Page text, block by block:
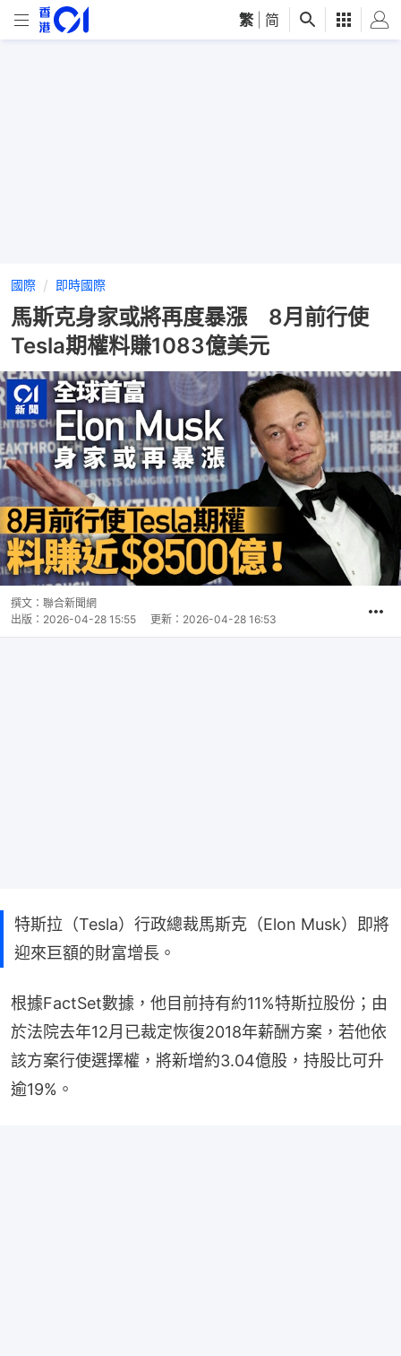
繁 简
國際 即時國際
馬斯克身家或將再度暴漲 8月前行使
Tesla期權料賺1083億美元
撰文： 聯合新聞網
出版： 2026-04-28 15:55 更新： 2026-04-28 16:53
特斯拉（Tesla）行政總裁馬斯克（Elon Musk）即將
迎來巨額的財富增長。
根據FactSet數據，他目前持有約11%特斯拉股份；由
於法院去年12月已裁定恢復2018年薪酬方案，若他依
該方案行使選擇權，將新增約3.04億股，持股比可升
逾19%。